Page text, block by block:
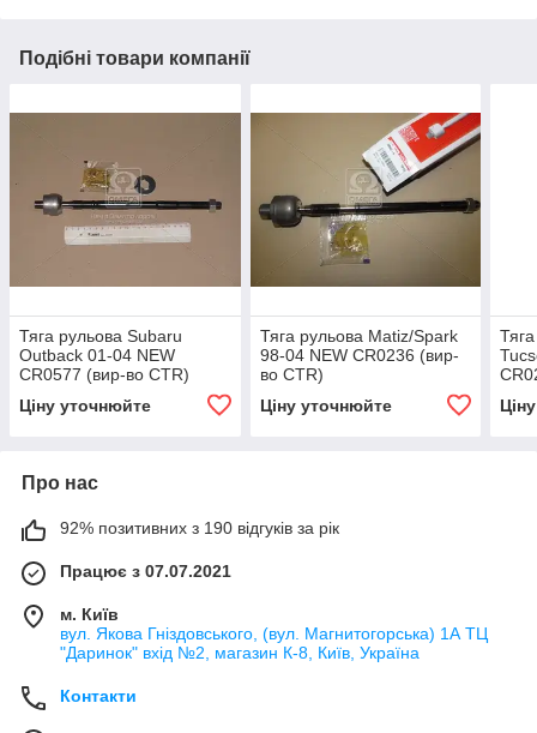
Подібні товари компанії
Тяга рульова Subaru
Outback 01-04 NEW
CR0577 (вир-во CTR)
Ціну уточнюйте
Тяга рульова Matiz/Spark
98-04 NEW CR0236 (вир-
во CTR)
Ціну уточнюйте
Про нас
92% позитивних з 190 відгуків за рік
Працює з 07.07.2021
м. Київ
вул. Якова Гніздовського, (вул. Магнитогорська) 1А ТЦ
"Даринок" вхід №2, магазин К-8, Київ, Україна
Контакти